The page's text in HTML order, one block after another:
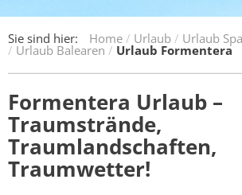
Sie sind hier: Home Urlaub Urlaub
Urlaub Balearen Urlaub Formentera
Formentera Urlaub –
Traumstrände,
Traumlandschaften,
Traumwetter!